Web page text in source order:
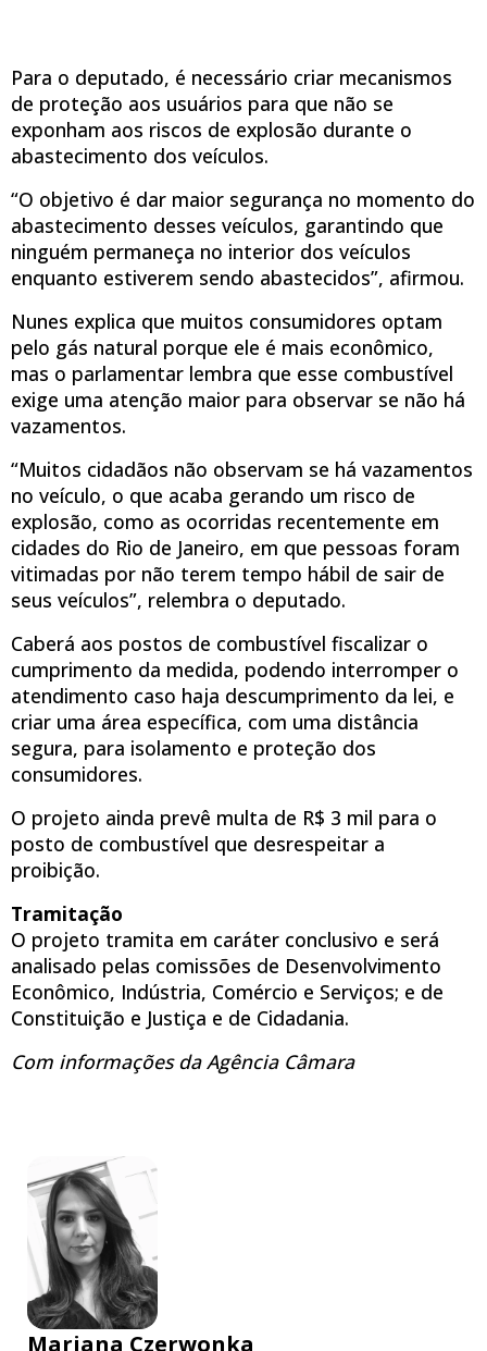
Para o deputado, é necessário criar mecanismos
de proteção aos usuários para que não se
exponham aos riscos de explosão durante o
abastecimento dos veículos.
“O objetivo é dar maior segurança no momento do
abastecimento desses veículos, garantindo que
ninguém permaneça no interior dos veículos
enquanto estiverem sendo abastecidos”, afirmou.
Nunes explica que muitos consumidores optam
pelo gás natural porque ele é mais econômico,
mas o parlamentar lembra que esse combustível
exige uma atenção maior para observar se não há
vazamentos.
“Muitos cidadãos não observam se há vazamentos
no veículo, o que acaba gerando um risco de
explosão, como as ocorridas recentemente em
cidades do Rio de Janeiro, em que pessoas foram
vitimadas por não terem tempo hábil de sair de
seus veículos”, relembra o deputado.
Caberá aos postos de combustível fiscalizar o
cumprimento da medida, podendo interromper o
atendimento caso haja descumprimento da lei, e
criar uma área específica, com uma distância
segura, para isolamento e proteção dos
consumidores.
O projeto ainda prevê multa de R$ 3 mil para o
posto de combustível que desrespeitar a
proibição.
Tramitação
O projeto tramita em caráter conclusivo e será
analisado pelas comissões de Desenvolvimento
Econômico, Indústria, Comércio e Serviços; e de
Constituição e Justiça e de Cidadania.
Com informações da Agência Câmara
Mariana Czerwonka